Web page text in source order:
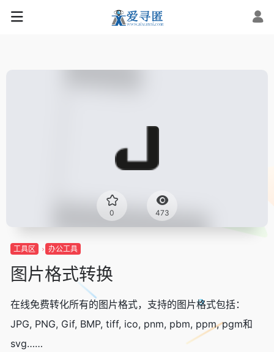
0 473
工具区 办公工具
图片格式转换
在线免费转化所有的图片格式，支持的图片格式包括：
JPG, PNG, Gif, BMP, tiff, ico, pnm, pbm, ppm, pgm和
svg……